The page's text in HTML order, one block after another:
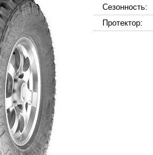
Сезонность:
Протектор: